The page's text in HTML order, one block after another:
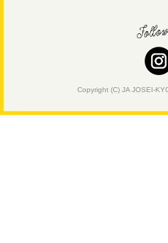
Copyright (C) JA JOSEI-